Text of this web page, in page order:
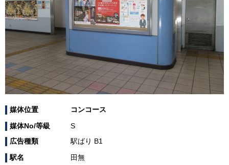
媒体位置
コンコース
媒体No/等級
S
広告種類
駅ばり B1
駅名
田無